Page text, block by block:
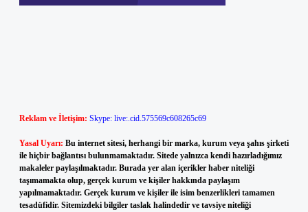
Reklam ve İletişim: Skype: live:.cid.575569c608265c69
Yasal Uyarı: Bu internet sitesi, herhangi bir marka, kurum veya şahıs şirketi
ile hiçbir bağlantısı bulunmamaktadır. Sitede yalnızca kendi hazırladığımız
makaleler paylaşılmaktadır. Burada yer alan içerikler haber niteliği
taşımamakta olup, gerçek kurum ve kişiler hakkında paylaşım
yapılmamaktadır. Gerçek kurum ve kişiler ile isim benzerlikleri tamamen
tesadüfidir. Sitemizdeki bilgiler taslak halindedir ve tavsiye niteliği